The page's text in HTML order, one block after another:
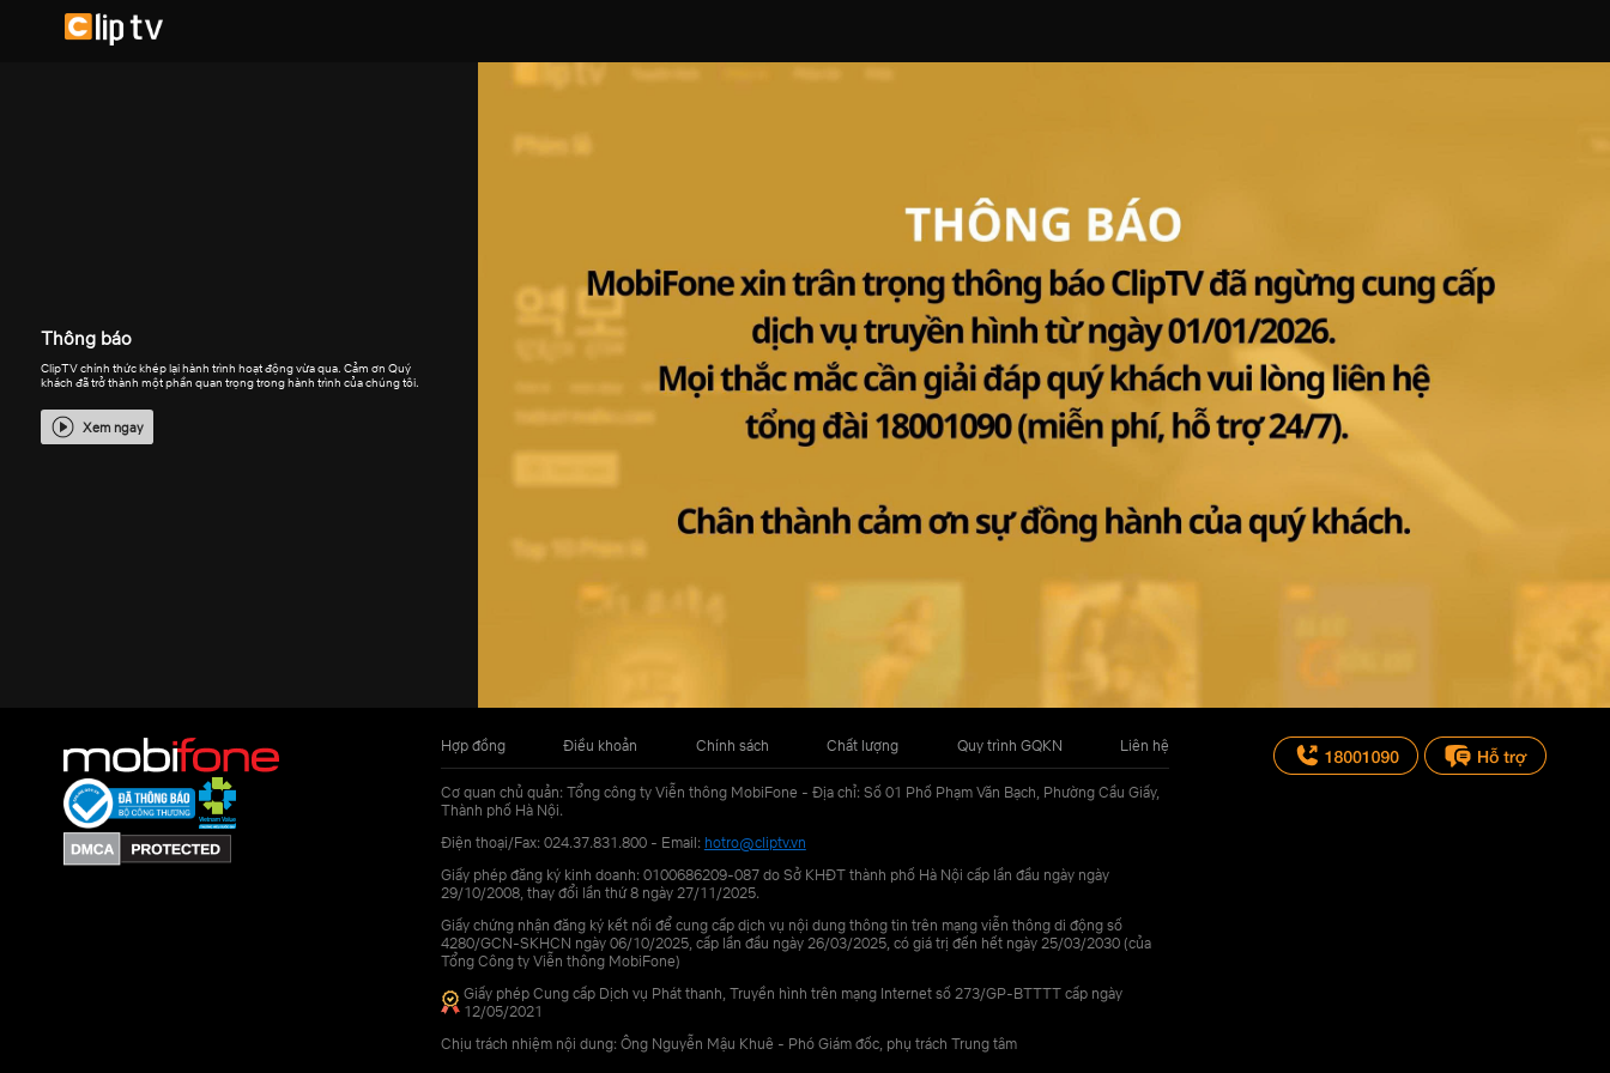
Thông báo
ClipTV chính thức khép lại hành trình hoạt động vừa qua. Cảm ơn Quý
khách đã trở thành một phần quan trọng trong hành trình của chúng tôi.
Xem ngay
Hợp đồng Điều khoản Chính sách Chất lượng Quy trình GQKN Liên hệ
Cơ quan chủ quản: Tổng công ty Viễn thông MobiFone - Địa chỉ: Số 01 Phố Phạm Văn Bạch, Phường Cầu Giấy,
Thành phố Hà Nội.
Điện thoại/Fax: 024.37.831.800 - Email: hotro@cliptv.vn
Giấy phép đăng ký kinh doanh: 0100686209-087 do Sở KHĐT thành phố Hà Nội cấp lần đầu ngày ngày
29/10/2008, thay đổi lần thứ 8 ngày 27/11/2025.
Giấy chứng nhận đăng ký kết nối để cung cấp dịch vụ nội dung thông tin trên mạng viễn thông di động số
4280/GCN-SKHCN ngày 06/10/2025, cấp lần đầu ngày 26/03/2025, có giá trị đến hết ngày 25/03/2030 (của
Tổng Công ty Viễn thông MobiFone)
Giấy phép Cung cấp Dịch vụ Phát thanh, Truyền hình trên mạng Internet số 273/GP-BTTTT cấp ngày
12/05/2021
Chịu trách nhiệm nội dung: Ông Nguyễn Mậu Khuê - Phó Giám đốc, phụ trách Trung tâm